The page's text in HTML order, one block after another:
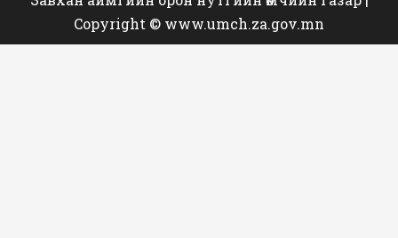
Copyright © www.umch.za.gov.mn